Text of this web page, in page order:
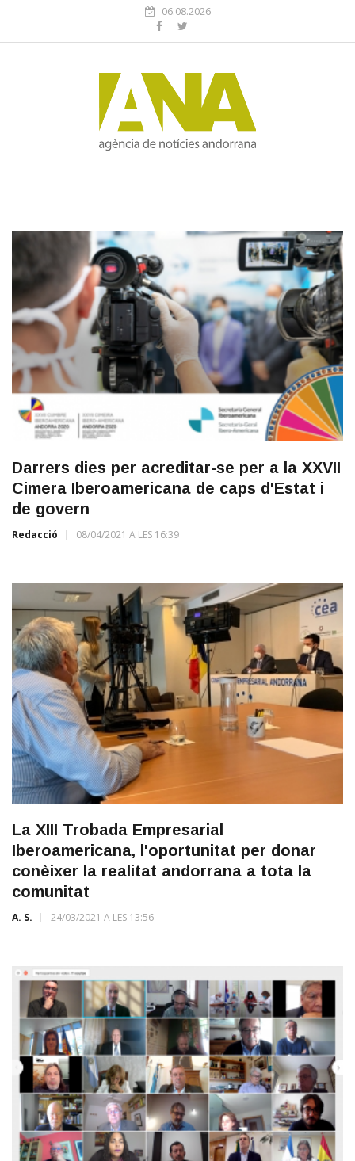
06.08.2026
Darrers dies per acreditar-se per a la XXVII
Cimera Iberoamericana de caps d'Estat i
de govern
Redacció 08/04/2021 A LES 16:39
La XIII Trobada Empresarial
Iberoamericana, l'oportunitat per donar
conèixer la realitat andorrana a tota la
comunitat
A. S. 24/03/2021 A LES 13:56